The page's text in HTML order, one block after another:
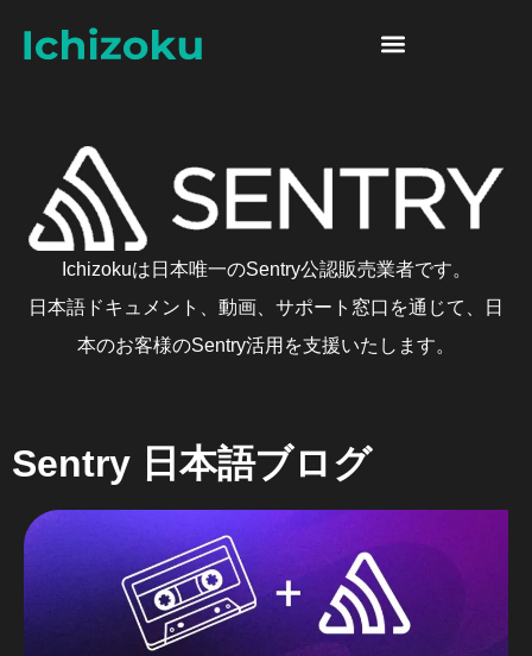
Skip to content
Ichizokuは日本唯一のSentry公認販売業者です。
日本語ドキュメント、動画、サポート窓口を通じて、日
本のお客様のSentry活用を支援いたします。
Sentry 日本語ブログ